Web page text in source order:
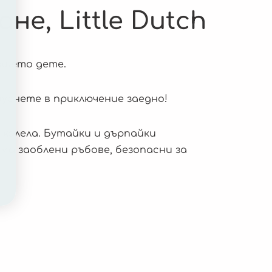
Little Dutch
дете.
в приключение заедно!
Бутайки и дърпайки
заоблени ръбове, безопасни за